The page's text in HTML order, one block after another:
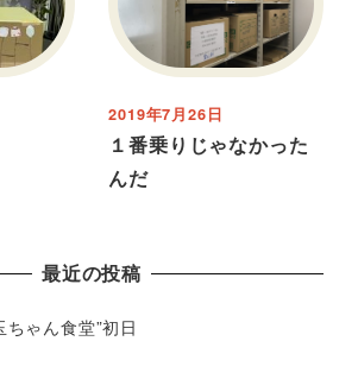
１番乗りじゃなかった
んだ
2019年7月26日
最近の投稿
ちゃん食堂”初日